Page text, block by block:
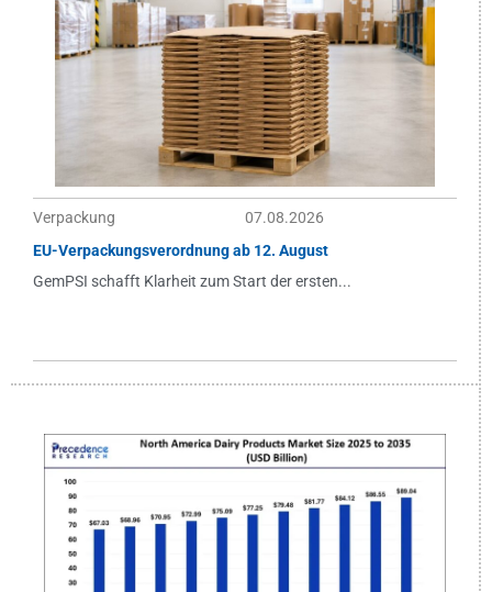
Verpackung
07.08.2026
EU-Verpackungsverordnung ab 12. August
GemPSI schafft Klarheit zum Start der ersten...